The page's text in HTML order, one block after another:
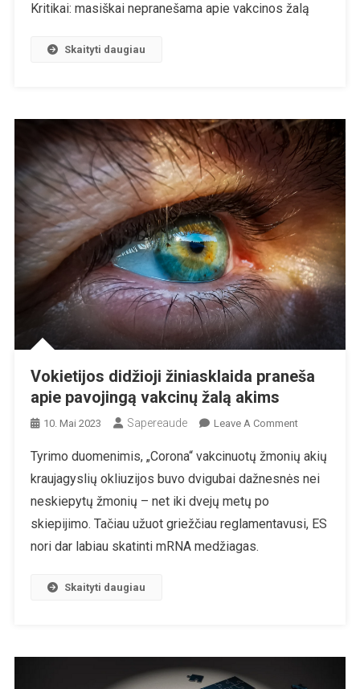
Nukentėjusių
Skaičius
Nei
Oficialiai
Skelbiama
Kritikai: masiškai nepranešama apie vakcinos žalą
Skaityti daugiau
Vokietijos didžioji žiniasklaida praneša
apie pavojingą vakcinų žalą akims
10. Mai 2023 Sapereaude Leave A CommentOn
Didžioji
Žiniasklaida
Pavojingą
Tyrimo duomenimis, „Corona“ vakcinuotų žmonių akių
kraujagyslių okliuzijos buvo dvigubai dažnesnės nei
neskiepytų žmonių – net iki dvejų metų po
skiepijimo. Tačiau užuot griežčiau reglamentavusi, ES
nori dar labiau skatinti mRNA medžiagas.
Skaityti daugiau